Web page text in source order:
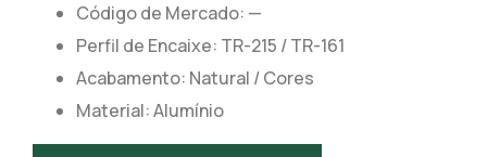
Código de Mercado: —
​​Perfil de Encaixe: TR-215 / TR-161
Acabamento: Natural / Cores
Material: Alumínio